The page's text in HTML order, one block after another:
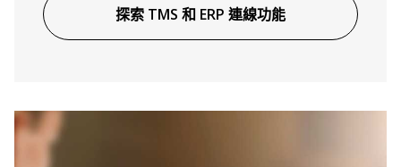
探索 TMS 和 ERP 連線功能